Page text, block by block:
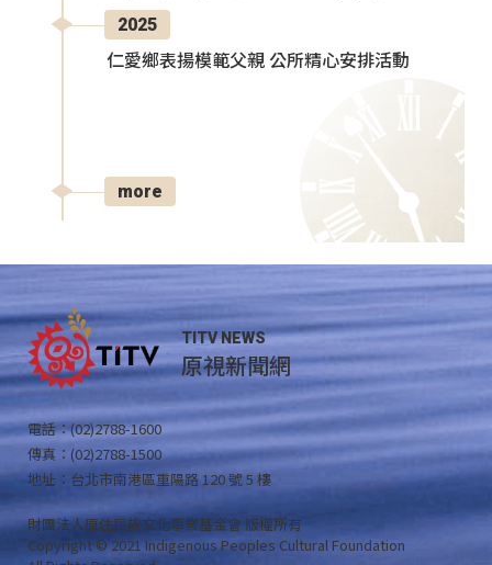
2025
仁愛鄉表揚模範父親 公所精心安排活動
more
TITV NEWS
原視新聞網
電話：(02)2788-1600
傳真：(02)2788-1500
地址：台北市南港區重陽路 120 號 5 樓
財團法人原住民族文化事業基金會 版權所有
Copyright © 2021 Indigenous Peoples Cultural Foundation